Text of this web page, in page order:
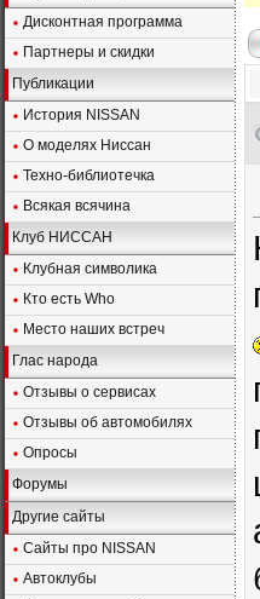
Дисконтная программа
Партнеры и скидки
Публикации
История NISSAN
О моделях Ниссан
Техно-библиотечка
Всякая всячина
Клуб НИССАН
Клубная символика
Кто есть Who
Место наших встреч
Глас народа
Отзывы о сервисах
Отзывы об автомобилях
Опросы
Форумы
Другие сайты
Сайты про NISSAN
Автоклубы